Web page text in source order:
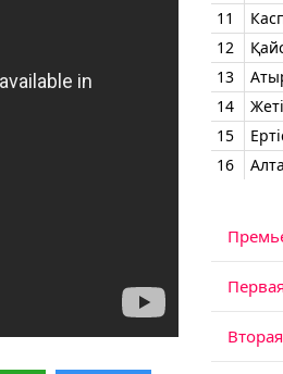
11
12
13
14
15
16